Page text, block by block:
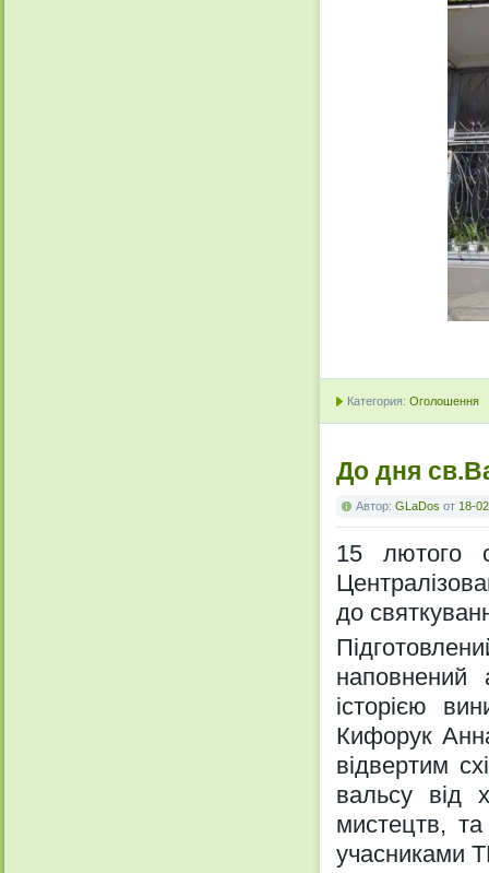
Категория: Оголошення
До дня
Автор: GLaDos от 18-
15 лютого
до
наповнений
історією
Кифорук
відвертим
вальсу від
мистецтв,
учасниками